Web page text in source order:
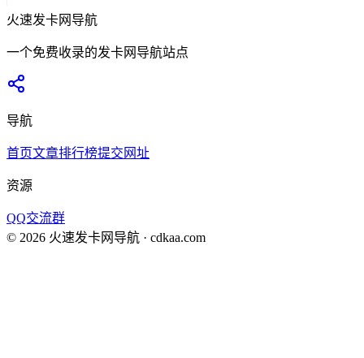
火速发卡网导航
一个免费收录的发卡网导航站点
导航
首页文章排行榜提交网址
资源
QQ交流群
© 2026 火速发卡网导航 · cdkaa.com